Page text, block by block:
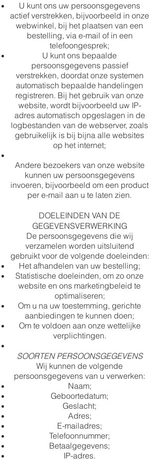
U kunt ons uw persoonsgegevens
actief verstrekken, bijvoorbeeld in onze
webwinkel, bij het plaatsen van een
bestelling, via e-mail of in een
telefoongesprek;
U kunt ons bepaalde
persoonsgegevens passief
verstrekken, doordat onze systemen
automatisch bepaalde handelingen
registreren. Bij het gebruik van onze
website, wordt bijvoorbeeld uw IP-
adres automatisch opgeslagen in de
logbestanden van de webserver, zoals
gebruikelijk is bij bijna alle websites
op het internet;
Andere bezoekers van onze website
kunnen uw persoonsgegevens
invoeren, bijvoorbeeld om een product
per e-mail aan u te laten zien.
DOELEINDEN VAN DE
GEGEVENSVERWERKING
De persoonsgegevens die wij
verzamelen worden uitsluitend
gebruikt voor de volgende doeleinden:
Het afhandelen van uw bestelling;
Statistische doeleinden, om zo onze
website en ons marketingbeleid te
optimaliseren;
Om u na uw toestemming, gerichte
aanbiedingen te kunnen doen;
Om te voldoen aan onze wettelijke
verplichtingen.
SOORTEN PERSOONSGEGEVENS
Wij kunnen de volgende
persoonsgegevens van u verwerken:
Naam;
Geboortedatum;
Geslacht;
Adres;
E-mailadres;
Telefoonnummer;
Betaalgegevens;
IP-adres.